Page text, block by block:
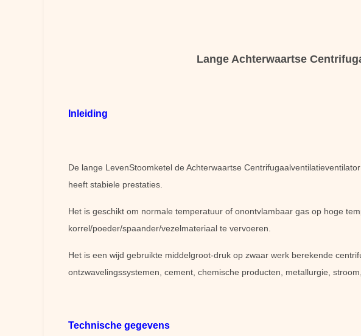
Lange Achterwaartse
Inleiding
De lange LevenStoomketel de Achterwaartse Centrifugaalventilatieventilator
heeft stabiele prestaties.
Het is geschikt om normale temperatuur of onontvlambaar gas op hoge
korrel/poeder/spaander/vezelmateriaal te vervoeren.
Het is een wijd gebruikte middelgroot-druk op zwaar werk berekende
ontzwavelingssystemen, cement, chemische producten, metallurgie,
Technische gegevens